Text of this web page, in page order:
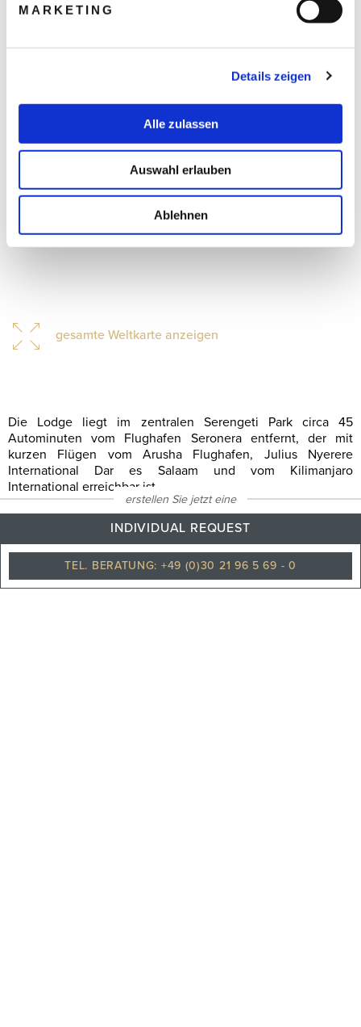
MARKETING
Details zeigen
Alle zulassen
Auswahl erlauben
Ablehnen
erstellen Sie jetzt eine
INDIVIDUAL REQUEST
TEL. BERATUNG: +49 (0)30 21 96 5 69 - 0
gesamte Weltkarte anzeigen
Die Lodge liegt im zentralen Serengeti Park circa 45
Autominuten vom Flughafen Seronera entfernt, der mit
kurzen Flügen vom Arusha Flughafen, Julius Nyerere
International Dar es Salaam und vom Kilimanjaro
International erreichbar ist.
28°C